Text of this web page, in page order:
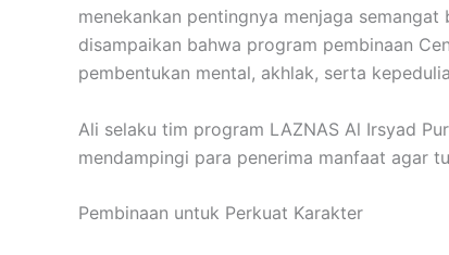
menekankan pentingnya menjaga
disampaikan bahwa program pembinaan
pembentukan mental, akhlak, serta
Ali selaku tim program LAZNAS Al Irsyad
mendampingi para penerima manfaat agar
Pembinaan untuk Perkuat Karakter